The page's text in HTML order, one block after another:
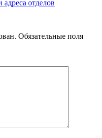
отделов
Обязательные поля